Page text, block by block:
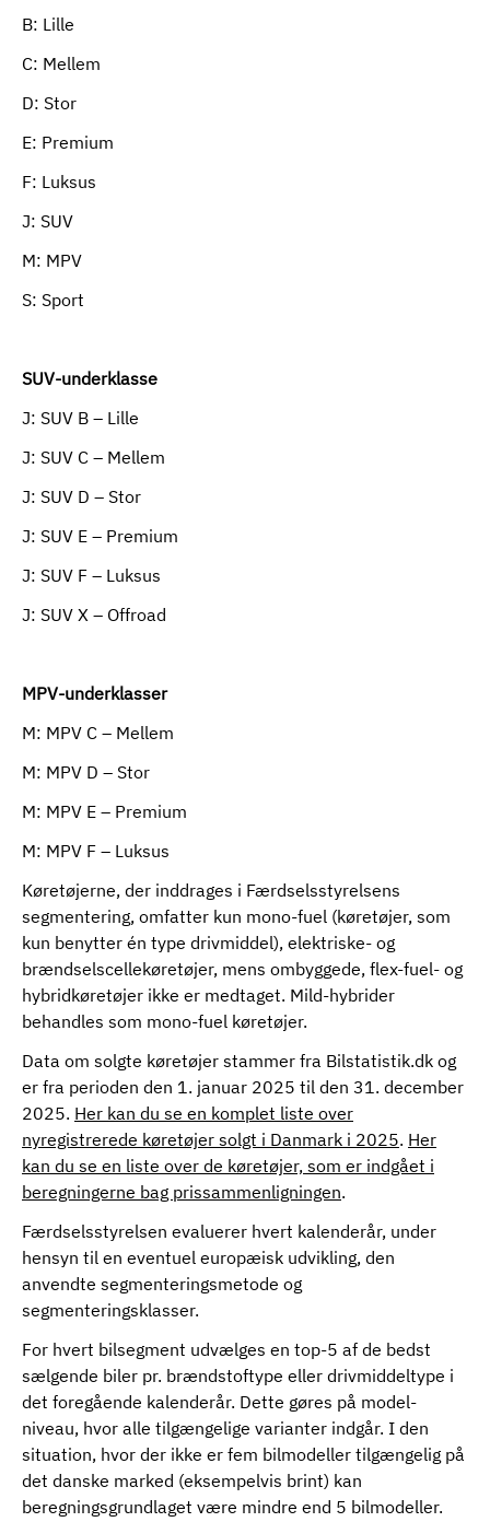
B: Lille
C: Mellem
D: Stor
E: Premium
F: Luksus
J: SUV
M: MPV
S: Sport
SUV-underklasse
J: SUV B – Lille
J: SUV C – Mellem
J: SUV D – Stor
J: SUV E – Premium
J: SUV F – Luksus
J: SUV X – Offroad
MPV-underklasser
M: MPV C – Mellem
M: MPV D – Stor
M: MPV E – Premium
M: MPV F – Luksus
Køretøjerne, der inddrages i Færdselsstyrelsens
segmentering, omfatter kun mono-fuel (køretøjer, som
kun benytter én type drivmiddel), elektriske- og
brændselscellekøretøjer, mens ombyggede, flex-fuel- og
hybridkøretøjer ikke er medtaget. Mild-hybrider
behandles som mono-fuel køretøjer.
Data om solgte køretøjer stammer fra Bilstatistik.dk og
er fra perioden den 1. januar 2025 til den 31. december
2025. Her kan du se en komplet liste over
nyregistrerede køretøjer solgt i Danmark i 2025. Her
kan du se en liste over de køretøjer, som er indgået i
beregningerne bag prissammenligningen.
Færdselsstyrelsen evaluerer hvert kalenderår, under
hensyn til en eventuel europæisk udvikling, den
anvendte segmenteringsmetode og
segmenteringsklasser.
For hvert bilsegment udvælges en top-5 af de bedst
sælgende biler pr. brændstoftype eller drivmiddeltype i
det foregående kalenderår. Dette gøres på model-
niveau, hvor alle tilgængelige varianter indgår. I den
situation, hvor der ikke er fem bilmodeller tilgængelig på
det danske marked (eksempelvis brint) kan
beregningsgrundlaget være mindre end 5 bilmodeller.